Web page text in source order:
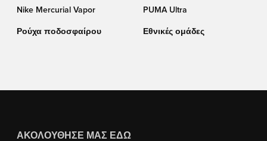
Nike Mercurial Vapor PUMA Ultra
Ρούχα ποδοσφαίρου Εθνικές ομάδες
ΑΚΟΛΟΎΘΗΣΈ ΜΑΣ ΕΔΏ